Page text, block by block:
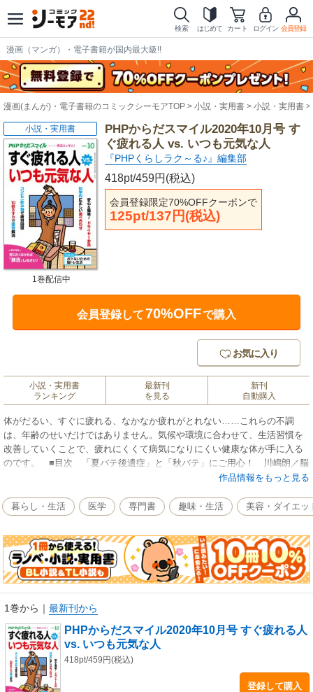
検索 はじめて カート ログイン 会員登録
漫画（マンガ）・電子書籍が国内最大級!!
漫画(まんが)・電子書籍のコミックシーモアTOP 小説・実用書 小説・実用書
PHPからだスマイル2020年10月号 す
ぐ疲れる人 vs. いつも元気な人
『PHPくらしラク～る♪』編集部
418pt/459円(税込)
会員登録限定70%OFFクーポンで
125pt/137円(税込)
小説・実用書
1巻配信中
会員登録して70%OFFで購入
お気に入り
小説・実用書
ランキング
最新刊
を見る
新刊
自動購入
体がだるい、すぐに疲れる、なかなか疲れがとれない……これらの不調
は、年齢のせいだけではありません。気候や環境に合わせて、生活習慣を
改善していくことで、疲れにくくて病気になりにくい健康な体が手に入る
のです。 ■目次 「夏バテ後遺症」と「秋バテ」にご用心！ 川嶋朗／脳
スッキリ！ 10のワザ 梶本修身／科学的に正しい食べ合わせ 赤石定典
ストレッチ」 酒井慎太郎／副腎ケアでストレスに負けない！ 御川安仁
／「10秒さすり」で痛みが消える！ 疲れが取れる！ 柴雅仁／心を休ま
せる禅のレッスン 川野泰周／死にたくなければ「肺活」しなさい！ 奥
仲哲弥／歯ぐきのツボマッサージで不調改善 野本恵子／ボケないための
脳トレ生活 加藤俊徳／「季節の養生」が元気のもと アンミカ／偉人た
ちの長寿ごはん 永山久夫／旬で美味しい栄養案内 岩埼啓子／発酵食品
究センター／見るだけで脳がよろこぶ写真 茂木健一郎／漢方式セルフケ
アのすすめ 深谷朋昭、ふかやかよこ／メンタリストDaiGoの健康メンタ
リズム メンタリストDaiGo／脳活☆クロスワード ニコリ／人間関係の
すべては映画・ドラマが教えてくれる 名越康文／生物学者の僕が健康に
ついて考えてみた 池田清彦／ワタナベ薫のビタミンワード ワタナベ薫
／健康ニュース2020 長田昭二
作品情報をもっと見る
暮らし・生活 医学 専門書 趣味・生活 美容・ダイエッ
1巻から ｜ 最新刊から
PHPからだスマイル2020年10月号 すぐ疲れる人
vs. いつも元気な人
418pt/459円(税込)
登録して購入